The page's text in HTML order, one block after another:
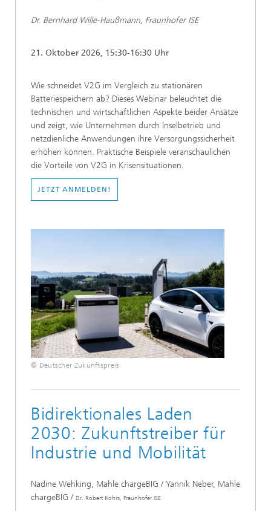
Dr. Bernhard Wille-Haußmann, Fraunhofer ISE
21. Oktober 2026, 15:30-16:30 Uhr
Wie schneidet V2G im Vergleich zu stationären
Batteriespeichern ab? Dieses Webinar beleuchtet die
technischen und wirtschaftlichen Aspekte beider Ansätze
und zeigt, wie Unternehmen durch Inselbetrieb und
netzdienliche Anwendungen ihre Versorgungssicherheit
erhöhen können. Praktische Beispiele veranschaulichen
die Vorteile von V2G in Krisensituationen.
JETZT ANMELDEN!
© Deutscher Zukunftspreis
Bidirektionales Laden
2030: Zukunftstreiber für
Industrie und Mobilität
Nadine Wehking, Mahle chargeBIG / Yannik Neber, Mahle
chargeBIG / Dr. Robert Kohrs, Fraunhofer ISE